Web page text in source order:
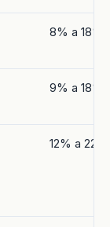
8% a 18%
9% a 18%
12% a 22%